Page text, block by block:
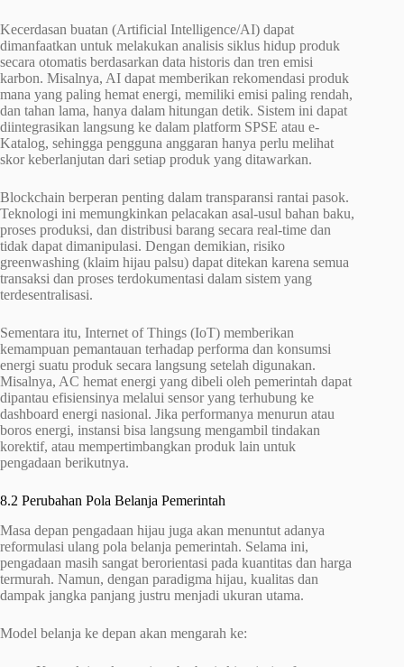
Kecerdasan buatan (Artificial Intelligence/AI) dapat
dimanfaatkan untuk melakukan analisis siklus hidup produk
secara otomatis berdasarkan data historis dan tren emisi
karbon. Misalnya, AI dapat memberikan rekomendasi produk
mana yang paling hemat energi, memiliki emisi paling rendah,
dan tahan lama, hanya dalam hitungan detik. Sistem ini dapat
diintegrasikan langsung ke dalam platform SPSE atau e-
Katalog, sehingga pengguna anggaran hanya perlu melihat
skor keberlanjutan dari setiap produk yang ditawarkan.
Blockchain berperan penting dalam transparansi rantai pasok.
Teknologi ini memungkinkan pelacakan asal-usul bahan baku,
proses produksi, dan distribusi barang secara real-time dan
tidak dapat dimanipulasi. Dengan demikian, risiko
greenwashing (klaim hijau palsu) dapat ditekan karena semua
transaksi dan proses terdokumentasi dalam sistem yang
terdesentralisasi.
Sementara itu, Internet of Things (IoT) memberikan
kemampuan pemantauan terhadap performa dan konsumsi
energi suatu produk secara langsung setelah digunakan.
Misalnya, AC hemat energi yang dibeli oleh pemerintah dapat
dipantau efisiensinya melalui sensor yang terhubung ke
dashboard energi nasional. Jika performanya menurun atau
boros energi, instansi bisa langsung mengambil tindakan
korektif, atau mempertimbangkan produk lain untuk
pengadaan berikutnya.
8.2 Perubahan Pola Belanja Pemerintah
Masa depan pengadaan hijau juga akan menuntut adanya
reformulasi ulang pola belanja pemerintah. Selama ini,
pengadaan masih sangat berorientasi pada kuantitas dan harga
termurah. Namun, dengan paradigma hijau, kualitas dan
dampak jangka panjang justru menjadi ukuran utama.
Model belanja ke depan akan mengarah ke: